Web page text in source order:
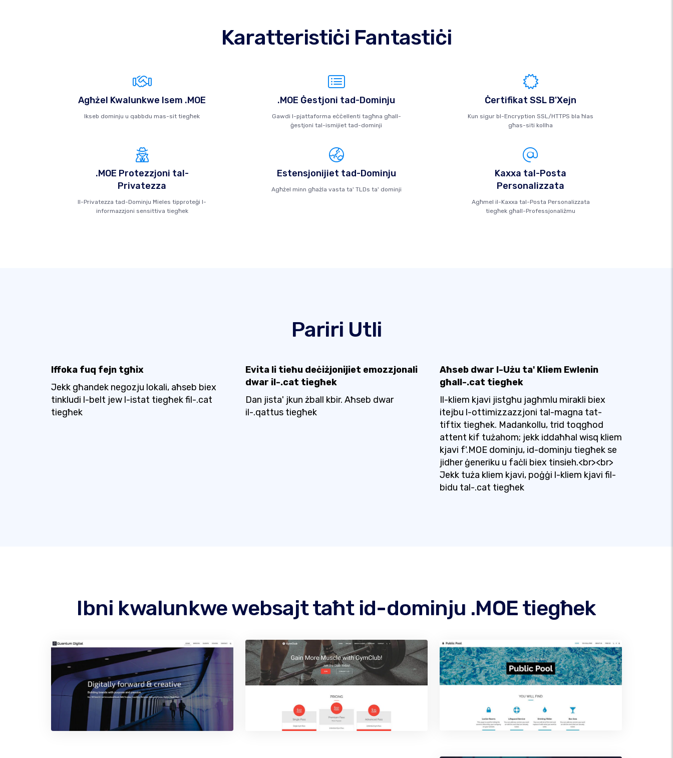
Karatteristiċi Fantastiċi
Agħżel Kwalunkwe Isem .MOE
Ikseb dominju u qabbdu mas-sit tiegħek
.MOE Ġestjoni tad-Dominju
Gawdi l-pjattaforma eċċellenti tagħna għall-
ġestjoni tal-ismijiet tad-dominji
Ċertifikat SSL B'Xejn
Kun sigur bl-Encryption SSL/HTTPS bla ħlas
għas-siti kollha
.MOE Protezzjoni tal-
Privatezza
Il-Privatezza tad-Dominju Ħieles tipproteġi l-
informazzjoni sensittiva tiegħek
Estensjonijiet tad-Dominju
Agħżel minn għażla vasta ta' TLDs ta' dominji
Kaxxa tal-Posta
Personalizzata
Agħmel il-Kaxxa tal-Posta Personalizzata
tiegħek għall-Professjonaliżmu
Pariri Utli
Iffoka fuq fejn tgħix
Jekk għandek negozju lokali, aħseb biex
tinkludi l-belt jew l-istat tiegħek fil-.cat
tiegħek
Evita li tieħu deċiżjonijiet emozzjonali
dwar il-.cat tiegħek
Dan jista' jkun żball kbir. Aħseb dwar
il-.qattus tiegħek
Aħseb dwar l-Użu ta' Kliem Ewlenin
għall-.cat tiegħek
Il-kliem kjavi jistgħu jagħmlu mirakli biex
itejbu l-ottimizzazzjoni tal-magna tat-
tiftix tiegħek. Madankollu, trid toqgħod
attent kif tużahom; jekk iddaħħal wisq kliem
kjavi f'.MOE dominju, id-dominju tiegħek se
jidher ġeneriku u faċli biex tinsieh.<br><br>
Jekk tuża kliem kjavi, poġġi l-kliem kjavi fil-
bidu tal-.cat tiegħek
Ibni kwalunkwe websajt taħt id-dominju .MOE tiegħek